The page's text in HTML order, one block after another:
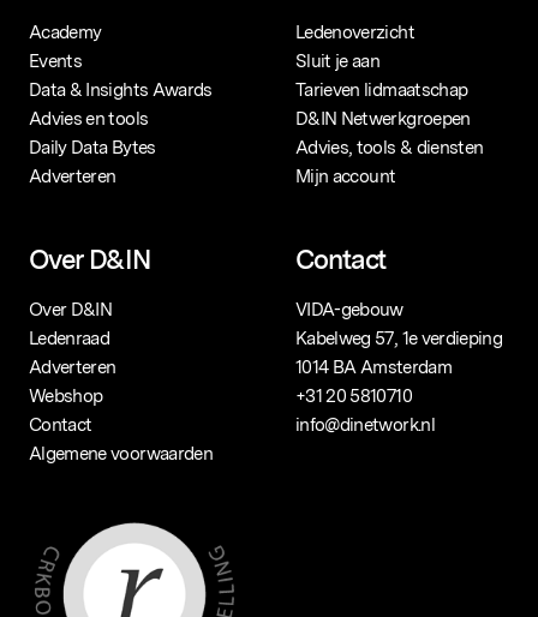
Academy
Events
Data & Insights Awards
Advies en tools
Daily Data Bytes
Adverteren
Ledenoverzicht
Sluit je aan
Tarieven lidmaatschap
D&IN Netwerkgroepen
Advies, tools & diensten
Mijn account
Over D&IN
Over D&IN
Ledenraad
Adverteren
Webshop
Contact
Algemene voorwaarden
Contact
VIDA-gebouw
Kabelweg 57, 1e verdieping
1014 BA Amsterdam
+31 20 5810710
info@dinetwork.nl